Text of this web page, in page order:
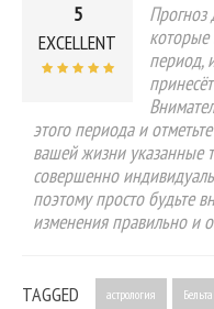
5
EXCELLENT
Прогноз
период,
этого периода и
вашей жизни указанные
совершенно
поэтому просто будьте
изменения правильно и
TAGGED астрология